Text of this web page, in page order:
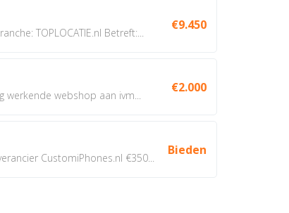
TOPLOCATIE.nl Betreft:...
€9.450
webshop aan ivm...
€2.000
CustomiPhones.nl €350...
Bieden